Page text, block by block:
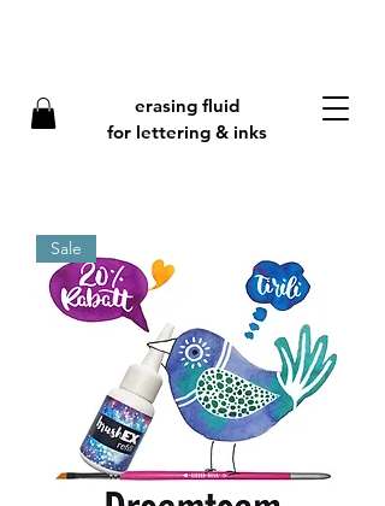
erasing fluid
for lettering & inks
Sale